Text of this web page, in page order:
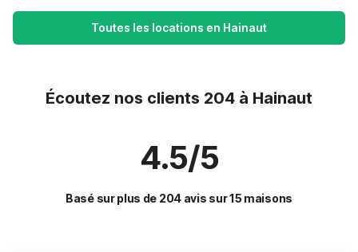
Toutes les locations en Hainaut
Écoutez nos clients 204 à Hainaut
4.5/5
Basé sur plus de 204 avis sur 15 maisons